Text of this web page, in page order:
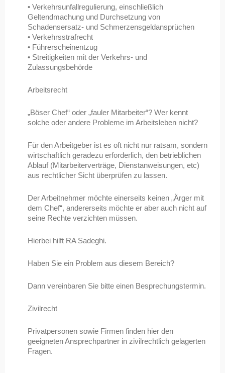
• Verkehrsunfallregulierung, einschließlich
Geltendmachung und Durchsetzung von
Schadensersatz- und Schmerzensgeldansprüchen
• Verkehrsstrafrecht
• Führerscheinentzug
• Streitigkeiten mit der Verkehrs- und
Zulassungsbehörde
Arbeitsrecht
„Böser Chef“ oder „fauler Mitarbeiter“? Wer kennt
solche oder andere Probleme im Arbeitsleben nicht?
Für den Arbeitgeber ist es oft nicht nur ratsam, sondern
wirtschaftlich geradezu erforderlich, den betrieblichen
Ablauf (Mitarbeiterverträge, Dienstanweisungen, etc)
aus rechtlicher Sicht überprüfen zu lassen.
Der Arbeitnehmer möchte einerseits keinen „Ärger mit
dem Chef“, andererseits möchte er aber auch nicht auf
seine Rechte verzichten müssen.
Hierbei hilft RA Sadeghi.
Haben Sie ein Problem aus diesem Bereich?
Dann vereinbaren Sie bitte einen Besprechungstermin.
Zivilrecht
Privatpersonen sowie Firmen finden hier den
geeigneten Ansprechpartner in zivilrechtlich gelagerten
Fragen.